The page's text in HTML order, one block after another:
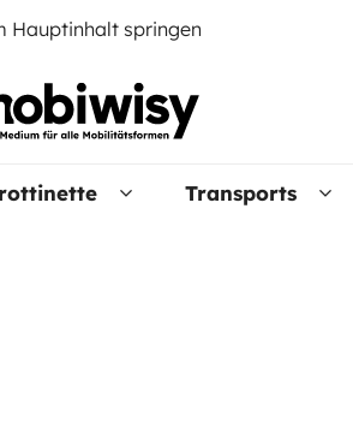
Hauptinhalt springen
Transports